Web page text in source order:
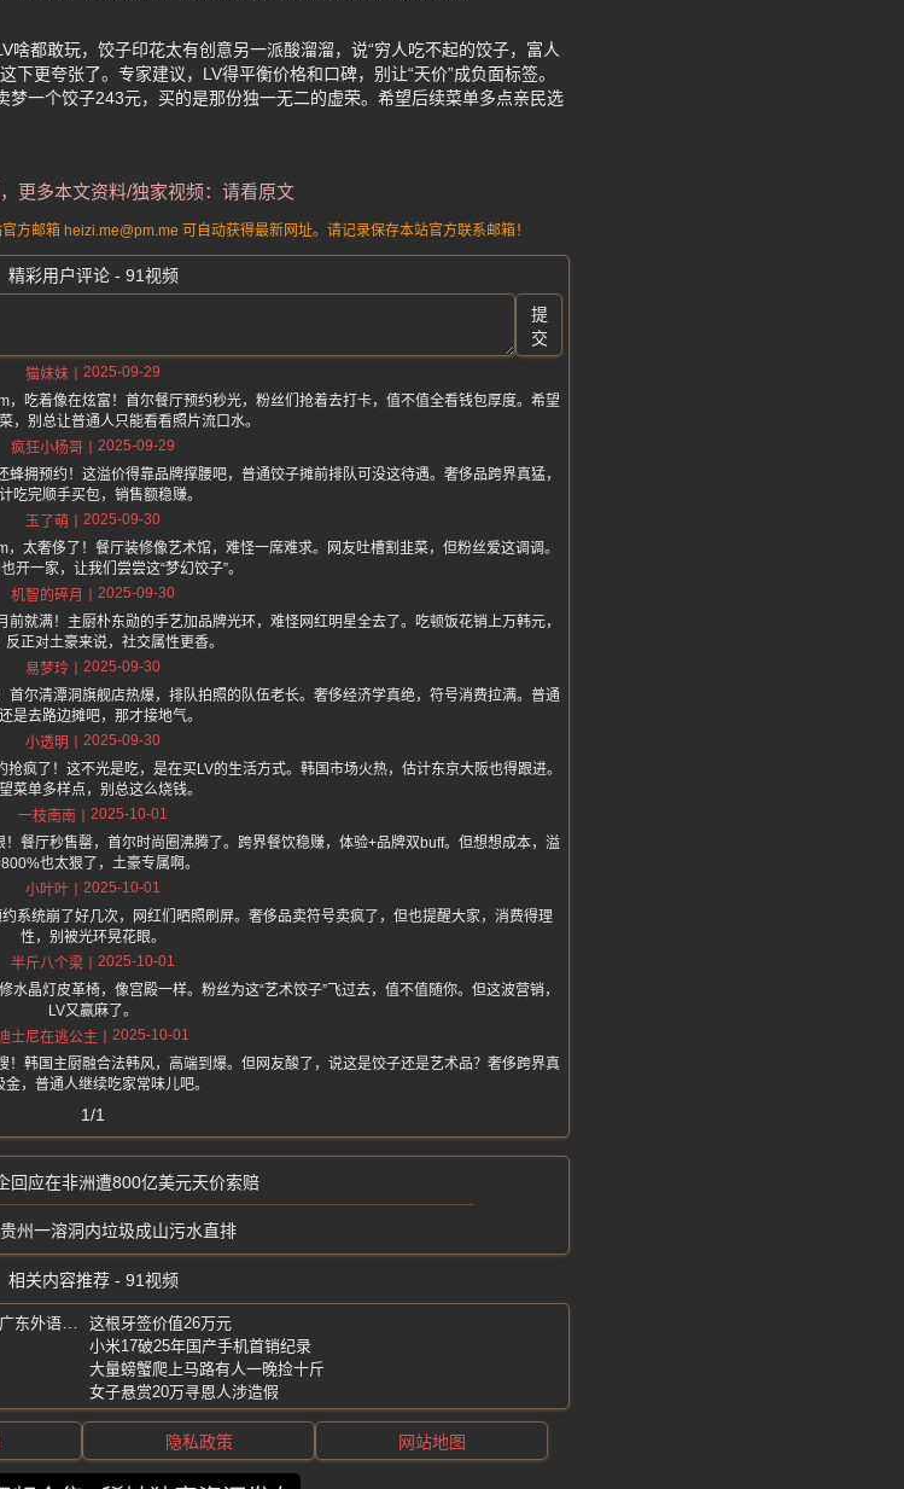
都敢玩，饺子印花太有创意另一派酸溜溜，说“穷人吃不起的饺子，富人
更夸张了。专家建议，LV得平衡价格和口碑，别让“天价”成负面标签。
一个饺子243元，买的是那份独一无二的虚荣。希望后续菜单多点亲民选
更多本文资料/独家视频：请看原文
方邮箱 heizi.me@pm.me 可自动获得最新网址。请记录保存本站官方联系邮箱！
精彩用户评论 - 91视频
提
交
猫妹妹
2025-09-29
吃着像在炫富！首尔餐厅预约秒光，粉丝们抢着去打卡，值不值全看钱包厚度。希望
，别总让普通人只能看看照片流口水。
疯狂小杨哥
2025-09-29
拥预约！这溢价得靠品牌撑腰吧，普通饺子摊前排队可没这待遇。奢侈品跨界真猛，
吃完顺手买包，销售额稳赚。
玉了萌
2025-09-30
太奢侈了！餐厅装修像艺术馆，难怪一席难求。网友吐槽割韭菜，但粉丝爱这调调。
开一家，让我们尝尝这“梦幻饺子”。
机智的碎月
2025-09-30
就满！主厨朴东勋的手艺加品牌光环，难怪网红明星全去了。吃顿饭花销上万韩元，
反正对土豪来说，社交属性更香。
易梦玲
2025-09-30
尔清潭洞旗舰店热爆，排队拍照的队伍老长。奢侈经济学真绝，符号消费拉满。普通
是去路边摊吧，那才接地气。
小透明
2025-09-30
疯了！这不光是吃，是在买LV的生活方式。韩国市场火热，估计东京大阪也得跟进。
菜单多样点，别总这么烧钱。
一枝南南
2025-10-01
餐厅秒售罄，首尔时尚圈沸腾了。跨界餐饮稳赚，体验+品牌双buff。但想想成本，溢
也太狠了，土豪专属啊。
小叶叶
2025-10-01
系统崩了好几次，网红们晒照刷屏。奢侈品卖符号卖疯了，但也提醒大家，消费得理
性，别被光环晃花眼。
半斤八个梁
2025-10-01
晶灯皮革椅，像宫殿一样。粉丝为这“艺术饺子”飞过去，值不值随你。但这波营销，
LV又赢麻了。
士尼在逃公主
2025-10-01
韩国主厨融合法韩风，高端到爆。但网友酸了，说这是饺子还是艺术品？奢侈跨界真
金，普通人继续吃家常味儿吧。
1/1
回应在非洲遭800亿美元天价索赔
贵州一溶洞内垃圾成山污水直排
相关内容推荐 - 91视频
这根牙签价值26万元
小米17破25年国产手机首销纪录
大量螃蟹爬上马路有人一晚捡十斤
女子悬赏20万寻恩人涉造假
隐私政策 网站地图